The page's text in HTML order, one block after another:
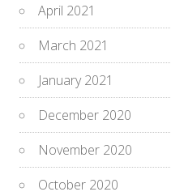
April 2021
March 2021
January 2021
December 2020
November 2020
October 2020